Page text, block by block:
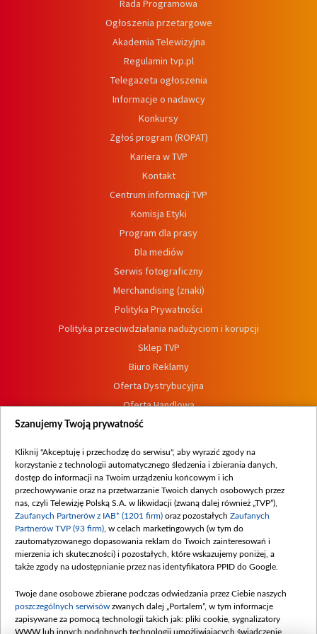
Rada Programowa
Ogłoszenia przetargowe
Akademia Telewizyjna
Regulamin tvp.pl
Telegazeta ogłoszenia
Informacje o nadawcy
Konkursy
Zgłoś program (ROPAT)
Kariera w TVP
Kontakt
Centrum informacji TVP
Komisja Etyki
Program dla prasy
Dla mediów
Serwis fotograficzny
Merchandising (znaki)
Polityka Prywatności
Polityka przeciwdziałania nadużyciom i korupcji
Sklep TVP
Biuro Reklamy
Oferta Dystrybucyjna
Oferta Handlowa
Dostępność
Procedura zgłoszeń wewnętrznych
Szanujemy Twoją prywatność
Kliknij "Akceptuję i przechodzę do serwisu", aby wyrazić zgody na
korzystanie z technologii automatycznego śledzenia i zbierania danych,
dostęp do informacji na Twoim urządzeniu końcowym i ich
przechowywanie oraz na przetwarzanie Twoich danych osobowych przez
nas, czyli Telewizję Polską S.A. w likwidacji (zwaną dalej również „TVP”),
Zaufanych Partnerów z IAB* (1201 firm) oraz pozostałych Zaufanych
Partnerów TVP (93 firm) , w celach marketingowych (w tym do
zautomatyzowanego dopasowania reklam do Twoich zainteresowań i
mierzenia ich skuteczności) i pozostałych, które wskazujemy poniżej, a
także zgody na udostępnianie przez nas identyfikatora PPID do Google.
Twoje dane osobowe zbierane podczas odwiedzania przez Ciebie naszych
poszczególnych serwisów zwanych dalej „Portalem”, w tym informacje
zapisywane za pomocą technologii takich jak: pliki cookie, sygnalizatory
WWW lub innych podobnych technologii umożliwiających świadczenie